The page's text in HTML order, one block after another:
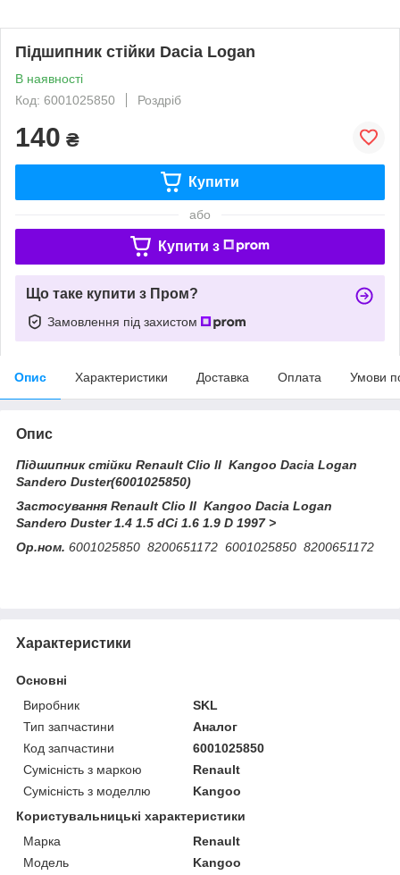
Підшипник стійки Dacia Logan
В наявності
Код: 6001025850
Роздріб
140 ₴
Купити
або
Купити з
Що таке купити з Пром?
Замовлення під захистом
Опис Характеристики Доставка Оплата Умови
Опис
Підшипник стійки Renault Clio II Kangoo Dacia Logan
Sandero Duster(6001025850)
Застосування Renault Clio II Kangoo Dacia Logan
Sandero Duster 1.4 1.5 dCi 1.6 1.9 D 1997 >
Ор.ном. 6001025850 8200651172 6001025850 8200651172
Характеристики
Основні
Виробник
SKL
Тип запчастини
Аналог
Код запчастини
6001025850
Сумісність з маркою
Renault
Сумісність з моделлю
Kangoo
Користувальницькі характеристики
Марка
Renault
Модель
Kangoo